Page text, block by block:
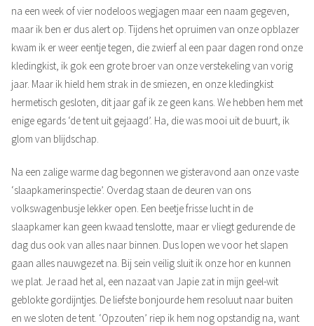
na een week of vier nodeloos wegjagen maar een naam gegeven,
maar ik ben er dus alert op. Tijdens het opruimen van onze opblazer
kwam ik er weer eentje tegen, die zwierf al een paar dagen rond onze
kledingkist, ik gok een grote broer van onze verstekeling van vorig
jaar. Maar ik hield hem strak in de smiezen, en onze kledingkist
hermetisch gesloten, dit jaar gaf ik ze geen kans. We hebben hem met
enige egards ‘de tent uit gejaagd’. Ha, die was mooi uit de buurt, ik
glom van blijdschap.
Na een zalige warme dag begonnen we gisteravond aan onze vaste
‘slaapkamerinspectie’. Overdag staan de deuren van ons
volkswagenbusje lekker open. Een beetje frisse lucht in de
slaapkamer kan geen kwaad tenslotte, maar er vliegt gedurende de
dag dus ook van alles naar binnen. Dus lopen we voor het slapen
gaan alles nauwgezet na. Bij sein veilig sluit ik onze hor en kunnen
we plat. Je raad het al, een nazaat van Japie zat in mijn geel-wit
geblokte gordijntjes. De liefste bonjourde hem resoluut naar buiten
en we sloten de tent. ‘Opzouten’ riep ik hem nog opstandig na, want